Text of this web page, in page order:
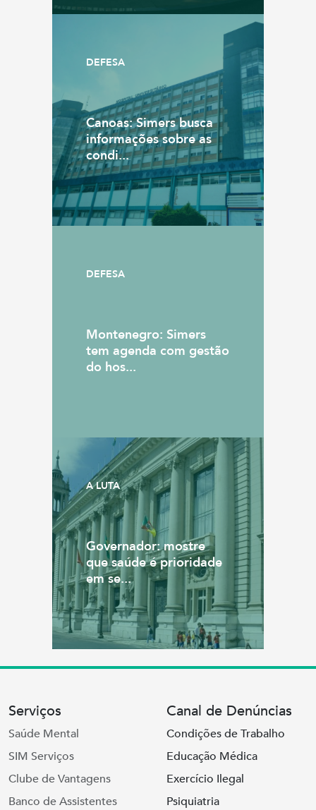
DEFESA
Canoas: Simers busca
informações sobre as
condi...
DEFESA
Montenegro: Simers
tem agenda com gestão
do hos...
A LUTA
Governador: mostre
que saúde é prioridade
em se...
Serviços
Saúde Mental
SIM Serviços
Clube de Vantagens
Banco de Assistentes
Canal de Denúncias
Condições de Trabalho
Educação Médica
Exercício Ilegal
Psiquiatria